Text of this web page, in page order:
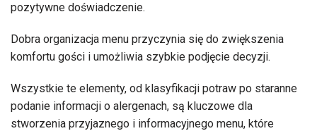
pozytywne doświadczenie.
Dobra organizacja menu przyczynia się do zwiększenia
komfortu gości i umożliwia szybkie podjęcie decyzji.
Wszystkie te elementy, od klasyfikacji potraw po staranne
podanie informacji o alergenach, są kluczowe dla
stworzenia przyjaznego i informacyjnego menu, które